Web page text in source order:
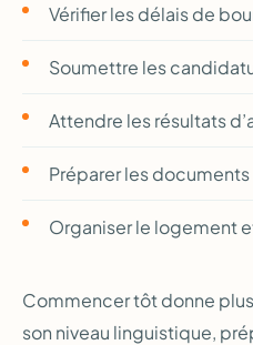
Vérifier les délais de
Soumettre les
Attendre les résultats
Préparer les documents
Organiser le logement
Commencer tôt donne
son niveau linguistique,